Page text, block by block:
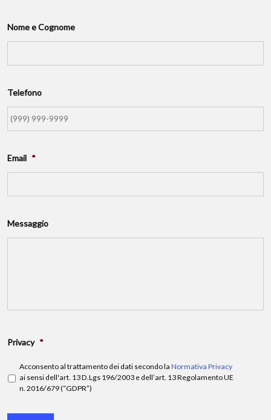
Nome e Cognome
Telefono
Email *
Messaggio
Privacy *
Acconsento al trattamento dei dati secondo laNormativa Privacy
ai sensi dell'art. 13 D.Lgs 196/2003 e dell’art. 13 Regolamento UE
n. 2016/679 (“GDPR”)